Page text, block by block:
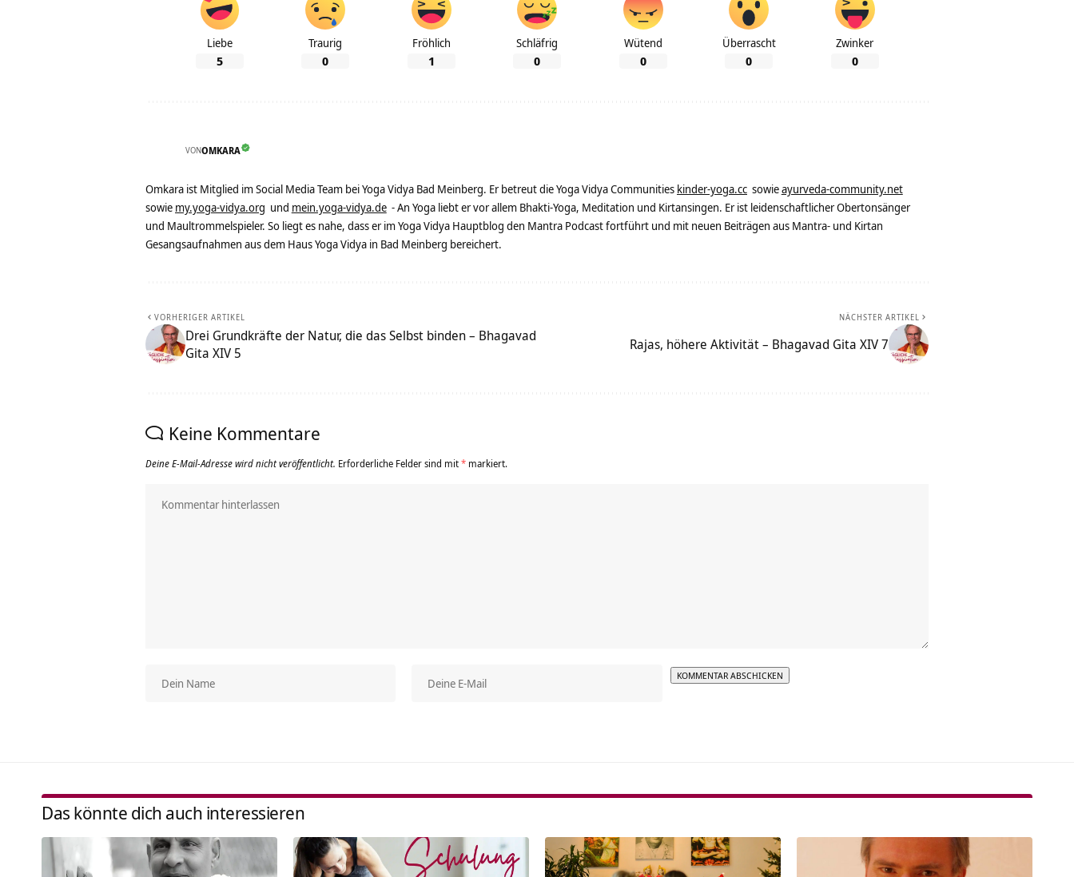
Liebe
5
Traurig
0
Fröhlich
1
Schläfrig
0
Wütend
0
Überrascht
0
Zwinker
0
VONOMKARA
Omkara ist Mitglied im Social Media Team bei Yoga Vidya Bad Meinberg. Er betreut die Yoga Vidya Communities kinder-yoga.cc sowieayurveda-community.net
sowie my.yoga-vidya.org und mein.yoga-vidya.de - An Yoga liebt er vor allem Bhakti-Yoga, Meditation und Kirtansingen. Er ist leidenschaftlicher Obertonsänger
und Maultrommelspieler. So liegt es nahe, dass er im Yoga Vidya Hauptblog den Mantra Podcast fortführt und mit neuen Beiträgen aus Mantra- und Kirtan
Gesangsaufnahmen aus dem Haus Yoga Vidya in Bad Meinberg bereichert.
VORHERIGER ARTIKEL
Drei Grundkräfte der Natur, die das Selbst binden – Bhagavad
Gita XIV 5
NÄCHSTER ARTIKEL
Rajas, höhere Aktivität – Bhagavad Gita XIV 7
Keine Kommentare
Deine E-Mail-Adresse wird nicht veröffentlicht. Erforderliche Felder sind mit* markiert.
Das könnte dich auch interessieren